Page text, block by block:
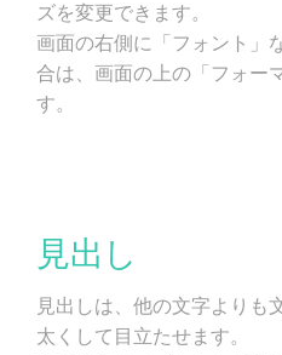
ズを変更できます。
画面の右側に「フォント」
合は、画面の上の「フォー
す。
見出し
見出しは、他の文字よりも
太くして目立たせます。